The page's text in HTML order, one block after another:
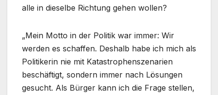
alle in dieselbe Richtung gehen wollen?
„Mein Motto in der Politik war immer: Wir
werden es schaffen. Deshalb habe ich mich als
Politikerin nie mit Katastrophenszenarien
beschäftigt, sondern immer nach Lösungen
gesucht. Als Bürger kann ich die Frage stellen,